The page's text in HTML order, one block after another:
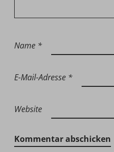
Name *
E-Mail-Adresse *
Website